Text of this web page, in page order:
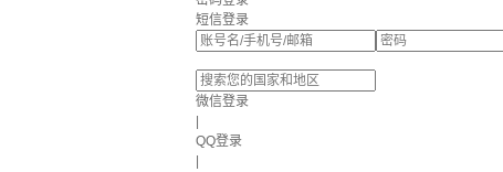
短信登录
微信登录
QQ登录